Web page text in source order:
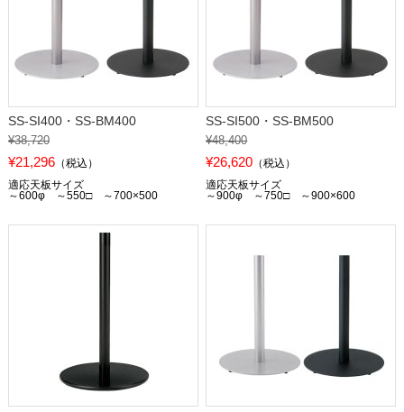
SS-SI400・SS-BM400
¥38,720
¥21,296（税込）
適応天板サイズ
～600φ ～550□ ～700×500
SS-SI500・SS-BM500
¥48,400
¥26,620 （税込）
適応天板サイズ
～900φ ～750□ ～900×600